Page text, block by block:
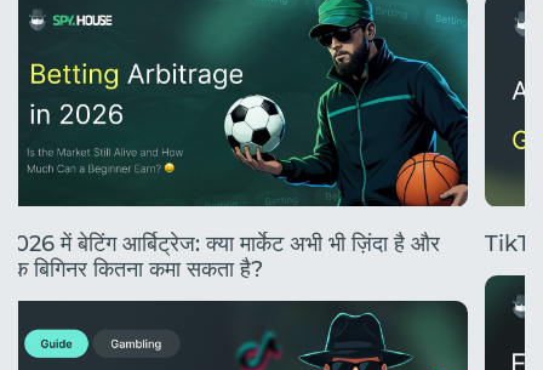
2026 में बेटिंग आर्बिट्रेज: क्या मार्केट अभी भी ज़िंदा है और
एक बिगिनर कितना कमा सकता है?